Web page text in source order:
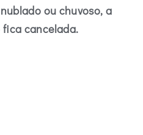
ou chuvoso, a
cancelada.